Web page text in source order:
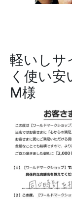
軽いしサ
く使い安
M様